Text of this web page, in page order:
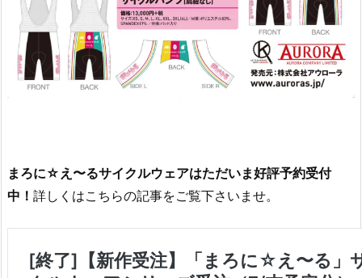
まろに☆え〜るサイクルウェアはただいま好評予約受付
中！ 詳しくはこちらの記事をご覧下さいませ。